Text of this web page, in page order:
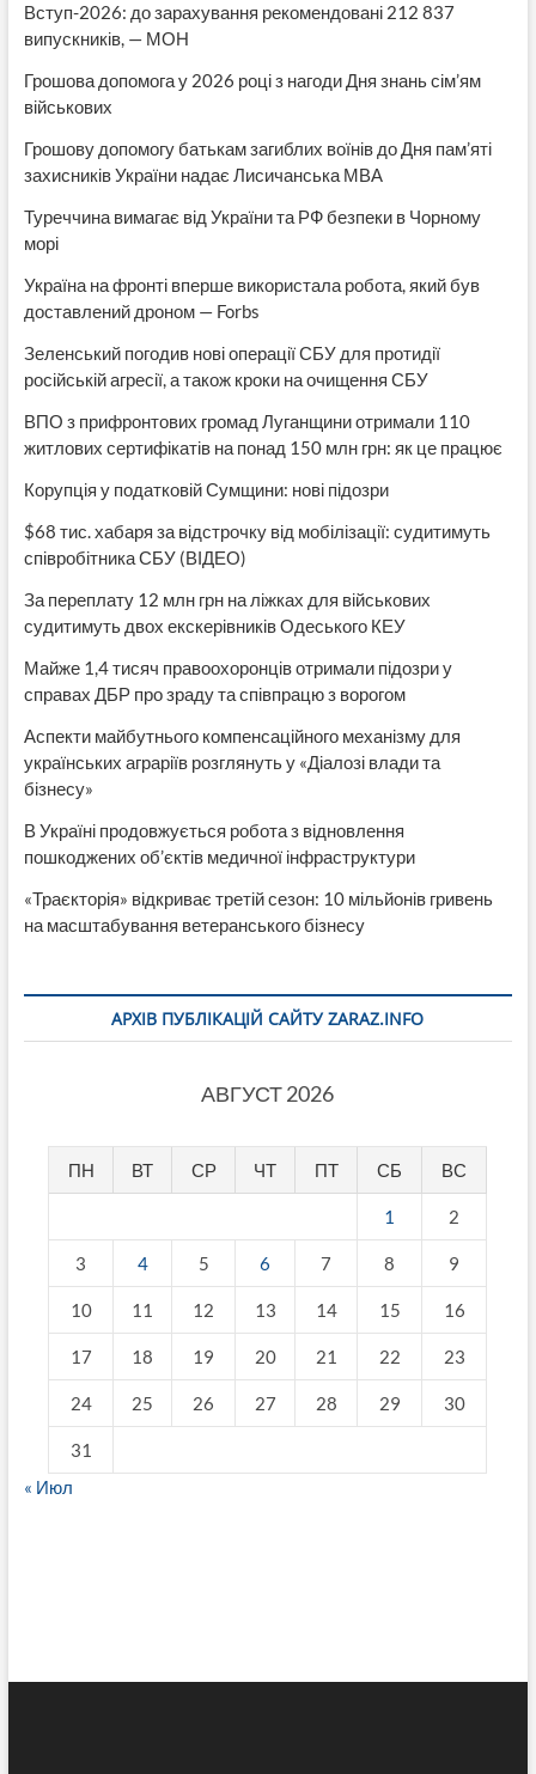
Вступ-2026: до зарахування рекомендовані 212 837
випускників, — МОН
Грошова допомога у 2026 році з нагоди Дня знань сім’ям
військових
Грошову допомогу батькам загиблих воїнів до Дня пам’яті
захисників України надає Лисичанська МВА
Туреччина вимагає від України та РФ безпеки в Чорному
морі
Україна на фронті вперше використала робота, який був
доставлений дроном — Forbs
Зеленський погодив нові операції СБУ для протидії
російській агресії, а також кроки на очищення СБУ
ВПО з прифронтових громад Луганщини отримали 110
житлових сертифікатів на понад 150 млн грн: як це працює
Корупція у податковій Сумщини: нові підозри
$68 тис. хабаря за відстрочку від мобілізації: судитимуть
співробітника СБУ (ВІДЕО)
За переплату 12 млн грн на ліжках для військових
судитимуть двох екскерівників Одеського КЕУ
Майже 1,4 тисяч правоохоронців отримали підозри у
справах ДБР про зраду та співпрацю з ворогом
Аспекти майбутнього компенсаційного механізму для
українських аграріїв розглянуть у «Діалозі влади та
бізнесу»
В Україні продовжується робота з відновлення
пошкоджених об’єктів медичної інфраструктури
«Траєкторія» відкриває третій сезон: 10 мільйонів гривень
на масштабування ветеранського бізнесу
АРХІВ ПУБЛІКАЦІЙ САЙТУ ZARAZ.INFO
АВГУСТ 2026
ПН ВТ СР ЧТ ПТ СБ ВС
1 2
3 4 5 6 7 8 9
10 11 12 13 14 15 16
17 18 19 20 21 22 23
24 25 26 27 28 29 30
31
« Июл